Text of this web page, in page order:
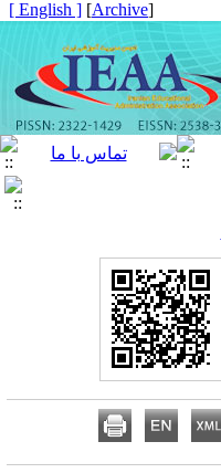
[
Archive
]
[ English ]